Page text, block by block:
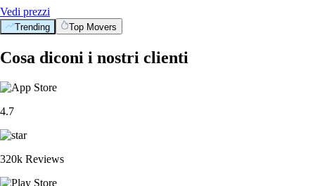
Vedi prezzi
Trending Top Movers
Cosa diconi i nostri clienti
4.7
320k Reviews